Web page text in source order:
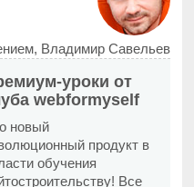
Владимир Савельев
уроки от
webformyself
новый
продукт в
обучения
Все